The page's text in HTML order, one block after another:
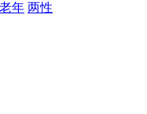
年 两性